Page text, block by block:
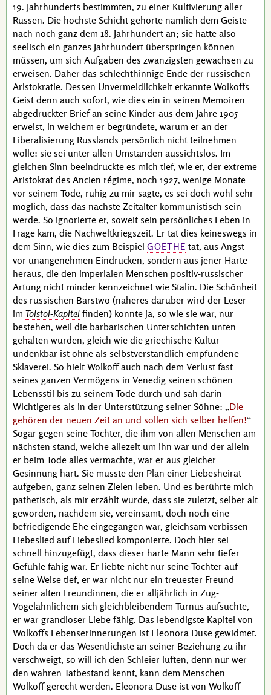
19. Jahrhunderts bestimmten, zu einer Kultivierung aller
Russen. Die höchste Schicht gehörte nämlich dem Geiste
nach noch ganz dem 18. Jahrhundert an; sie hätte also
seelisch ein ganzes Jahrhundert überspringen können
müssen, um sich Aufgaben des zwanzigsten gewachsen zu
erweisen. Daher das schlechthinnige Ende der russischen
Aristokratie. Dessen Unvermeidlichkeit erkannte Wolkoffs
Geist denn auch sofort, wie dies ein in seinen Memoiren
abgedruckter Brief an seine Kinder aus dem Jahre 1905
erweist, in welchem er begründete, warum er an der
Liberalisierung Russlands persönlich nicht teilnehmen
wolle: sie sei unter allen Umständen aussichtslos. Im
gleichen Sinn beeindruckte es mich tief, wie er, der extreme
Aristokrat des Ancien régime, noch 1927, wenige Monate
vor seinem Tode, ruhig zu mir sagte, es sei doch wohl sehr
möglich, dass das nächste Zeitalter kommunistisch sein
werde. So ignorierte er, soweit sein persönliches Leben in
Frage kam, die Nachweltkriegszeit. Er tat dies keineswegs in
dem Sinn, wie dies zum Beispiel GOETHE tat, aus Angst
vor unangenehmen Eindrücken, sondern aus jener Härte
heraus, die den imperialen Menschen positiv-russischer
Artung nicht minder kennzeichnet wie Stalin. Die Schönheit
des russischen Barstwo (näheres darüber wird der Leser
im Tolstoi-Kapitel finden) konnte ja, so wie sie war, nur
bestehen, weil die barbarischen Unterschichten unten
gehalten wurden, gleich wie die griechische Kultur
undenkbar ist ohne als selbstverständlich empfundene
Sklaverei. So hielt Wolkoffauch nach dem Verlust fast
seines ganzen Vermögens in Venedig seinen schönen
Lebensstil bis zu seinem Tode durch und sah darin
Wichtigeres als in der Unterstützung seiner Söhne:
Die
gehören der neuen Zeit an und sollen sich selber helfen!
Sogar gegen seine Tochter, die ihm von allen Menschen am
nächsten stand, welche allezeit um ihn war und der allein
er beim Tode alles vermachte, war er aus gleicher
Gesinnung hart. Sie musste den Plan einer Liebesheirat
aufgeben, ganz seinen Zielen leben. Und es berührte mich
pathetisch, als mir erzählt wurde, dass sie zuletzt, selber alt
geworden, nachdem sie, vereinsamt, doch noch eine
befriedigende Ehe eingegangen war, gleichsam verbissen
Liebeslied auf Liebeslied komponierte. Doch hier sei
schnell hinzugefügt, dass dieser harte Mann sehr tiefer
Gefühle fähig war. Er liebte nicht nur seine Tochter auf
seine Weise tief, er war nicht nur ein treuester Freund
seiner alten Freundinnen, die er alljährlich in Zug-
Vogelähnlichem sich gleichbleibendem Turnus aufsuchte,
er war grandioser Liebe fähig. Das lebendigste Kapitel von
Wolkoffs Lebenserinnerungen ist Eleonora Duse gewidmet.
Doch da er das Wesentlichste an seiner Beziehung zu ihr
verschweigt, so will ich den Schleier lüften, denn nur wer
den wahren Tatbestand kennt, kann dem Menschen
Wolkoffgerecht werden. Eleonora Duse ist von Wolkoff